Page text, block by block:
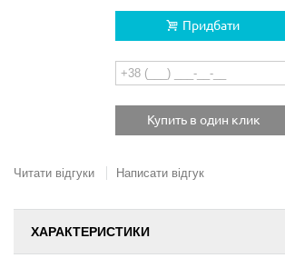
Придбати
Купить в один клик
Читати відгуки Написати відгук
ХАРАКТЕРИСТИКИ